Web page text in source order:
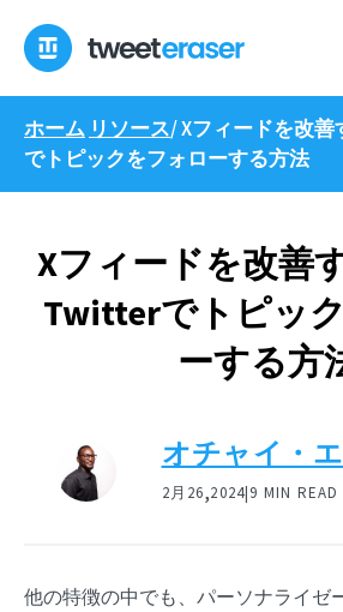
ン
ス
ホーム リソース/Xフィードを改
でトピックをフォローする方法
Xフィードを改善
Twitterでトピッ
ーする方
オチャイ・
2月26,2024|9 MIN READ
他の特徴の中でも、パーソナライゼ